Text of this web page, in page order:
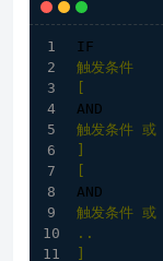
IF
触发条件
AND
触发条件 或
AND
触发条件 或
..